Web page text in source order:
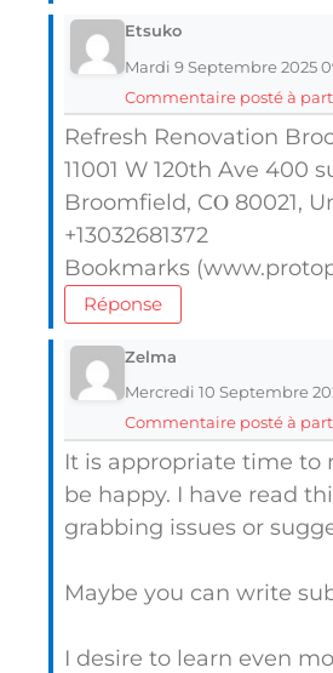
Etsuko
Mardi 9 Septembre 2025
Commentaire posté à
Refresh Renovation
11001 Ԝ 120th Ave 400
Broomfield, CⲞ 80021,
+13032681372
Bookmarks
Réponse
Zelma
Mercredi 10 Septembre
Commentaire posté à
It is appropriate time to
be happy. I have read
grabbing issues or
Maybe you can write
I desire to learn even